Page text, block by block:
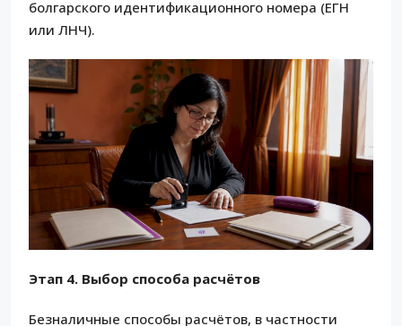
болгарского идентификационного номера (ЕГН
или ЛНЧ).
Этап 4. Выбор способа расчётов
Безналичные способы расчётов, в частности